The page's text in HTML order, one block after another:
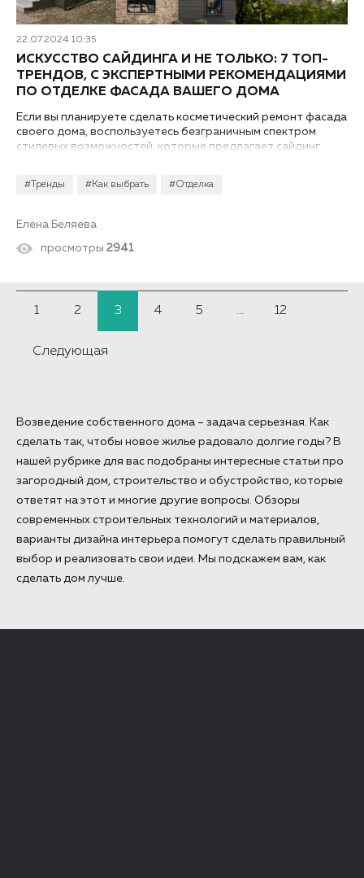
22.07.2024 10:35
#Тренды #Как выбрать #Отделка
ИСКУССТВО САЙДИНГА И НЕ ТОЛЬКО: 7 ТОП-
ТРЕНДОВ, С ЭКСПЕРТНЫМИ РЕКОМЕНДАЦИЯМИ
ПО ОТДЕЛКЕ ФАСАДА ВАШЕГО ДОМА
Если вы планируете сделать косметический ремонт фасада
своего дома, воспользуетесь безграничным спектром
стилевых возможностей, которые предлагает сайдинг.
Елена Беляева
просмотры 2941
1 2 3 4 5 ... 12
Следующая
Возведение собственного дома – задача серьезная. Как
сделать так, чтобы новое жилье радовало долгие годы? В
нашей рубрике для вас подобраны интересные статьи про
загородный дом, строительство и обустройство, которые
ответят на этот и многие другие вопросы. Обзоры
современных строительных технологий и материалов,
варианты дизайна интерьера помогут сделать правильный
выбор и реализовать свои идеи. Мы подскажем вам, как
сделать дом лучше.